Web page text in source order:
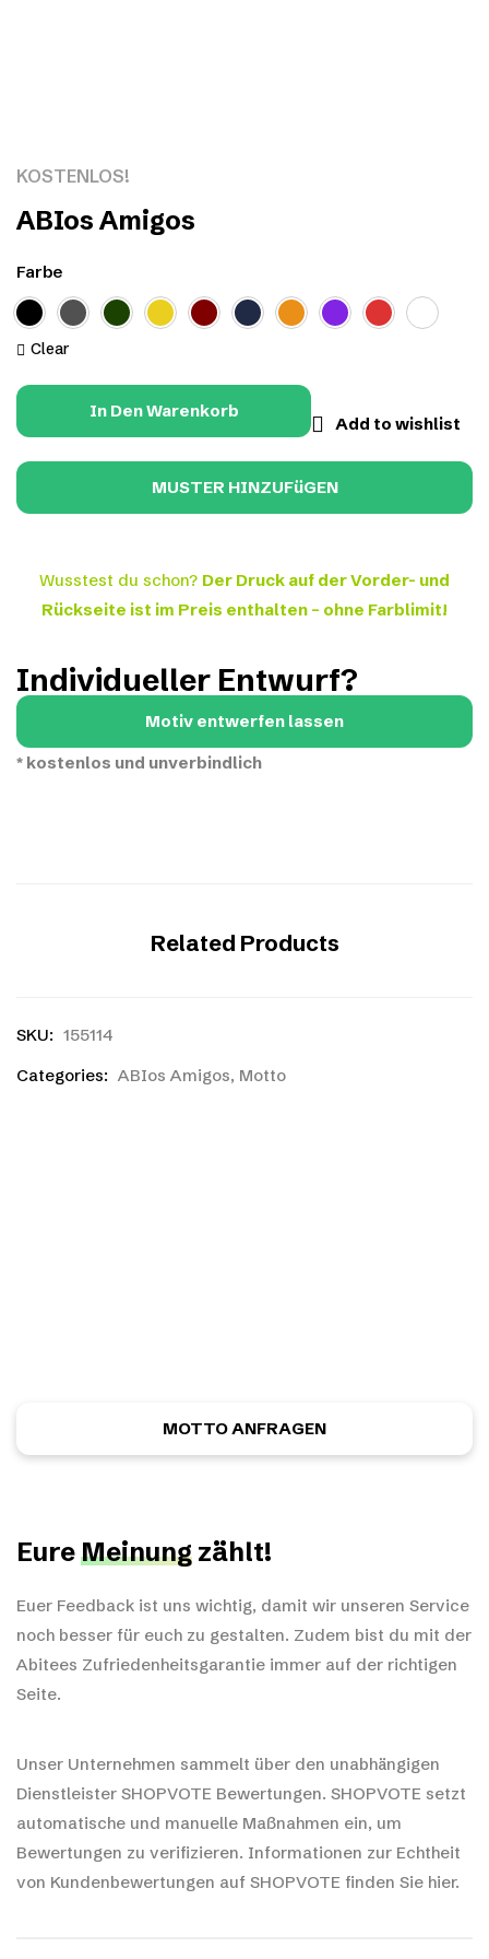
KOSTENLOS!
ABIos Amigos
Farbe
Clear
In Den Warenkorb
Add to wishlist
Wusstest du schon? Der Druck auf der Vorder- und
Rückseite ist im Preis enthalten – ohne Farblimit!
Individueller Entwurf?
Motiv entwerfen lassen
* kostenlos und unverbindlich
Related Products
SKU: 155114
Categories: ABIos Amigos, Motto
MOTTO ANFRAGEN
EureMeinung zählt!
Euer Feedback ist uns wichtig, damit wir unseren Service
noch besser für euch zu gestalten. Zudem bist du mit der
Abitees Zufriedenheitsgarantie immer auf der richtigen
Seite.
Unser Unternehmen sammelt über den unabhängigen
Dienstleister SHOPVOTE Bewertungen. SHOPVOTE setzt
automatische und manuelle Maßnahmen ein, um
Bewertungen zu verifizieren. Informationen zur Echtheit
von Kundenbewertungen auf SHOPVOTE finden Sie hier.